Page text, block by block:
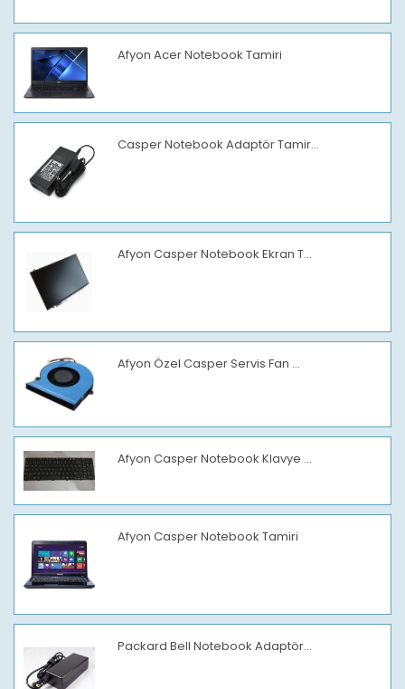
Afyon Acer Notebook Tamiri
Casper Notebook Adaptör Tamir...
Afyon Casper Notebook Ekran T...
Afyon Özel Casper Servis Fan ...
Afyon Casper Notebook Klavye ...
Afyon Casper Notebook Tamiri
Packard Bell Notebook Adaptör...